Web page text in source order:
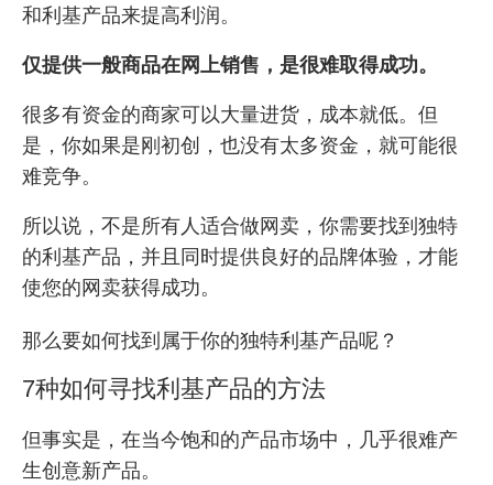
和利基产品来提高利润。
仅提供一般商品在网上销售，是很难取得成功。
很多有资金的商家可以大量进货，成本就低。但
是，你如果是刚初创，也没有太多资金，就可能很
难竞争。
所以说， 不是所有人适合做网卖 ，你需要找到独特
的利基产品，并且同时提供良好的品牌体验，才能
使您的网卖获得成功。
那么要如何找到属于你的独特利基产品呢？
7种如何寻找利基产品的方法
但事实是，在当今饱和的产品市场中，几乎很难产
生创意新产品。